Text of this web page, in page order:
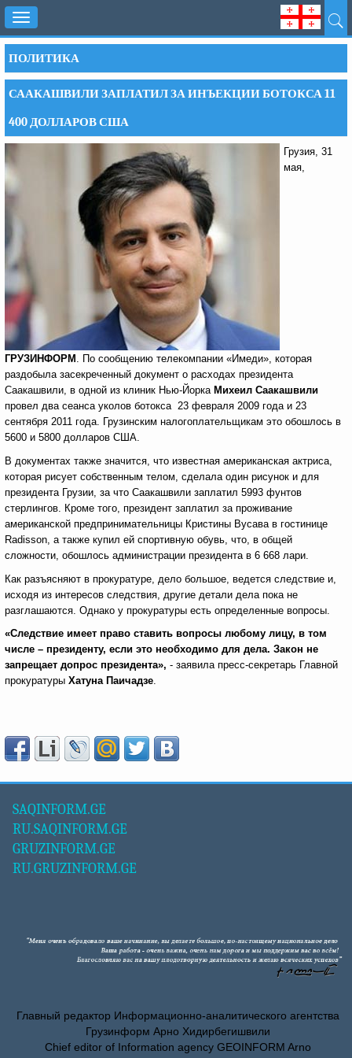
Toggle
navigation
ПОЛИТИКА
СААКАШВИЛИ ЗАПЛАТИЛ ЗА ИНЪЕКЦИИ БОТОКСА 11
400 ДОЛЛАРОВ США
Грузия, 31
мая,
ГРУЗИНФОРМ . По сообщению телекомпании «Имеди», которая
раздобыла засекреченный документ о расходах президента
Саакашвили, в одной из клиник Нью-Йорка Михеил Саакашвили
провел два сеанса уколов ботокса 23 февраля 2009 года и 23
сентября 2011 года. Грузинским налогоплательщикам это обошлось в
5600 и 5800 долларов США.
В документах также значится, что известная американская актриса,
которая рисует собственным телом, сделала один рисунок и для
президента Грузии, за что Саакашвили заплатил 5993 фунтов
стерлингов. Кроме того, президент заплатил за проживание
американской предпринимательницы Кристины Вусава в гостинице
Radisson, а также купил ей спортивную обувь, что, в общей
сложности, обошлось администрации президента в 6 668 лари.
Как разъясняют в прокуратуре, дело большое, ведется следствие и,
исходя из интересов следствия, другие детали дела пока не
разглашаются. Однако у прокуратуры есть определенные вопросы.
«Следствие имеет право ставить вопросы любому лицу, в том
числе – президенту, если это необходимо для дела. Закон не
запрещает допрос президента», - заявила пресс-секретарь Главной
прокуратуры Хатуна Паичадзе.
SAQINFORM.GE
RU.SAQINFORM.GE
GRUZINFORM.GE
RU.GRUZINFORM.GE
Главный редактор Информационно-аналитического агентства
Грузинформ Арно Хидирбегишвили
Chief editor of Information agency GEOINFORM Arno